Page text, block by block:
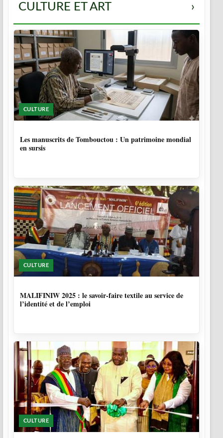
CULTURE ET ART ›
CULTURE
Les manuscrits de Tombouctou : Un patrimoine mondial
en sursis
CULTURE
MALIFINIW 2025 : le savoir-faire textile au service de
l’identité et de l’emploi
CULTURE